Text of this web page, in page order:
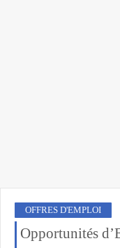
OFFRES D'EMPLOI
Opportunités